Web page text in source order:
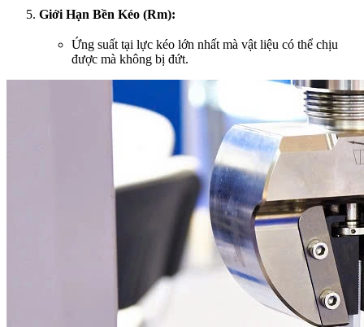
Giới Hạn Bền Kéo (Rm):
Ứng suất tại lực kéo lớn nhất mà vật liệu có thể chịu
được mà không bị đứt.